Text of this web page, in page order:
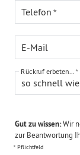
Telefon
E-Mail
so schnell
Rückruf erbeten...
Gut zu wissen:Wir
zur Beantwortung
Pflichtfeld